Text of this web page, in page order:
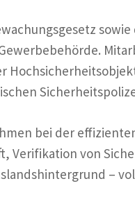
bei der
Verifikation von
–